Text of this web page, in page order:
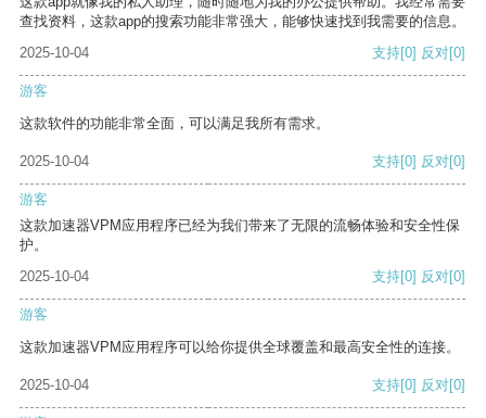
查找资料，这款app的搜索功能非常强大，能够快速找到我需要的信息。
2025-10-04
支持[0] 反对[0]
游客
这款软件的功能非常全面，可以满足我所有需求。
2025-10-04 支持[0] 反对[0]
游客
这款加速器VPM应用程序已经为我们带来了无限的流畅体验和安全性保
护。
2025-10-04
支持[0] 反对[0]
游客
这款加速器VPM应用程序可以给你提供全球覆盖和最高安全性的连接。
2025-10-04 支持[0] 反对[0]